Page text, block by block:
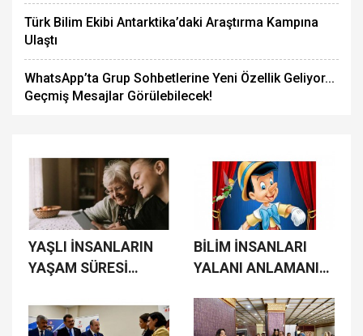
Türk Bilim Ekibi Antarktika’daki Araştırma Kampına
Ulaştı
WhatsApp’ta Grup Sohbetlerine Yeni Özellik Geliyor...
Geçmiş Mesajlar Görülebilecek!
YAŞLI İNSANLARIN
YAŞAM SÜRESİ
BİLİM İNSANLARI
YALANI ANLAMANIN